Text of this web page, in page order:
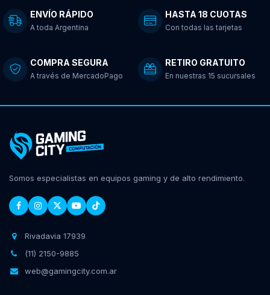
ENVÍO RÁPIDO
A toda Argentina
HASTA 18 CUOTAS
Con todas las tarjetas
COMPRA SEGURA
A través de MercadoPago
RETIRO GRATUITO
En nuestras 15 sucursales
Somos especialistas en equipos gaming y de alto rendimiento.
Rivadavia 17939
(11) 2150-9885
web@gamingcity.com.ar